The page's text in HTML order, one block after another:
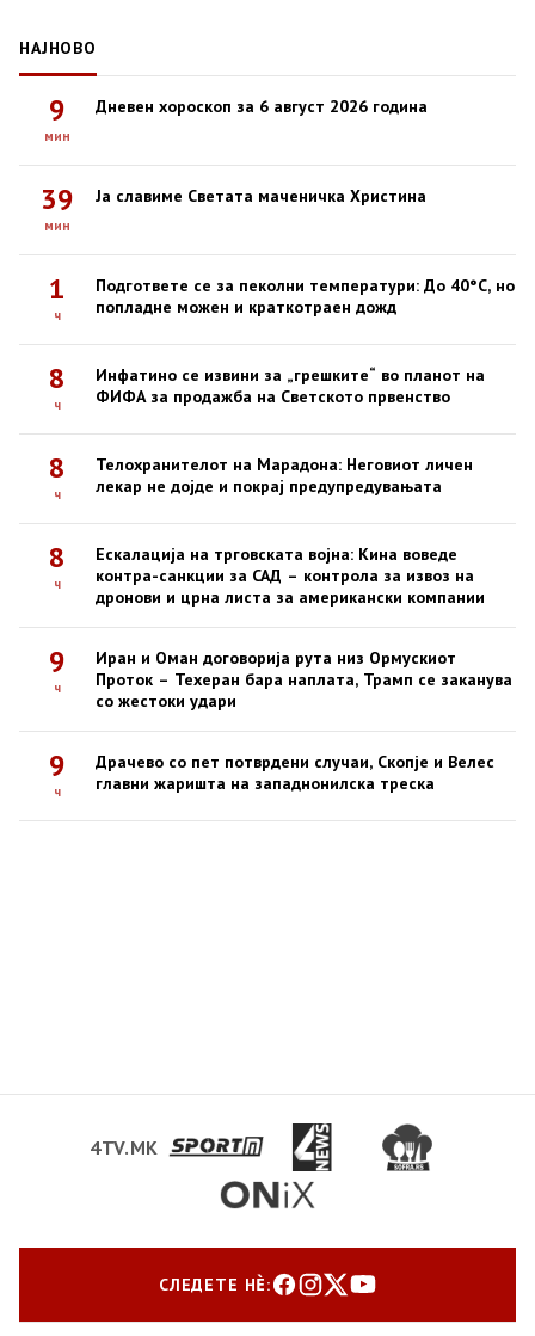
НАЈНОВО
9
мин
Дневен хороскоп за 6 август 2026 година
39
мин
Ја славиме Светата маченичка Христина
1
ч
Подгответе се за пеколни температури: До 40°C, но
попладне можен и краткотраен дожд
8
ч
Инфатино се извини за „грешките“ во планот на
ФИФА за продажба на Светското првенство
8
ч
Телохранителот на Марадона: Неговиот личен
лекар не дојде и покрај предупредувањата
8
ч
Ескалација на трговската војна: Кина воведе
контра-санкции за САД – контрола за извоз на
дронови и црна листа за американски компании
9
ч
Иран и Оман договорија рута низ Ормускиот
Проток – Техеран бара наплата, Трамп се заканува
со жестоки удари
9
ч
Драчево со пет потврдени случаи, Скопје и Велес
главни жаришта на западнонилска треска
4TV.MK
СЛЕДЕТЕ НЀ: